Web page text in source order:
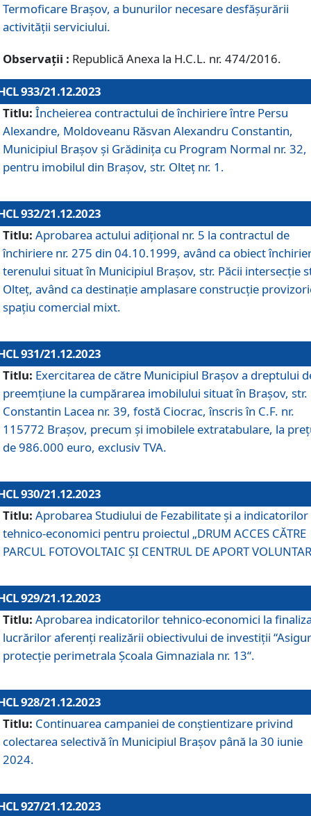
Termoficare Braşov, a bunurilor necesare desfăşurării
activităţii serviciului.
Observații : Republică Anexa la H.C.L. nr. 474/2016.
933/21.12.2023
Titlu: Încheierea contractului de închiriere între Persu
Alexandre, Moldoveanu Răsvan Alexandru Constantin,
Municipiul Braşov şi Grădinița cu Program Normal nr. 32,
pentru imobilul din Brașov, str. Olteț nr. 1.
932/21.12.2023
Titlu: Aprobarea actului adițional nr. 5 la contractul de
închiriere nr. 275 din 04.10.1999, având ca obiect
terenului situat în Municipiul Brașov, str. Păcii intersecție
Olteț, având ca destinație amplasare construcție
spațiu comercial mixt.
931/21.12.2023
Titlu: Exercitarea de către Municipiul Brașov a dreptului
preemțiune la cumpărarea imobilului situat în Brașov, str.
Constantin Lacea nr. 39, fostă Ciocrac, înscris în C.F. nr.
115772 Brașov, precum și imobilele extratabulare, la
de 986.000 euro, exclusiv TVA.
930/21.12.2023
Titlu: Aprobarea Studiului de Fezabilitate și a indicatorilor
tehnico-economici pentru proiectul „DRUM ACCES CĂTRE
PARCUL FOTOVOLTAIC ȘI CENTRUL DE APORT
929/21.12.2023
Titlu: Aprobarea indicatorilor tehnico-economici la
lucrărilor aferenți realizării obiectivului de investiții
protecție perimetrala Școala Gimnaziala nr. 13“.
928/21.12.2023
Titlu: Continuarea campaniei de conștientizare privind
colectarea selectivă în Municipiul Braşov până la 30 iunie
2024.
927/21.12.2023